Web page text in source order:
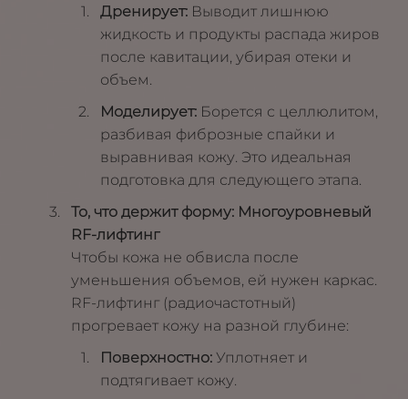
Дренирует: Выводит лишнюю
жидкость и продукты распада жиров
после кавитации, убирая отеки и
объем.
Моделирует: Борется с целлюлитом,
разбивая фиброзные спайки и
выравнивая кожу. Это идеальная
подготовка для следующего этапа.
То, что держит форму: Многоуровневый
RF-лифтинг
Чтобы кожа не обвисла после
уменьшения объемов, ей нужен каркас.
RF-лифтинг (радиочастотный)
прогревает кожу на разной глубине:
Поверхностно: Уплотняет и
подтягивает кожу.